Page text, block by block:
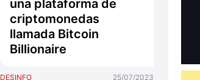
una plataforma de
criptomonedas
llamada Bitcoin
Billionaire
DESINFO 25/07/2023